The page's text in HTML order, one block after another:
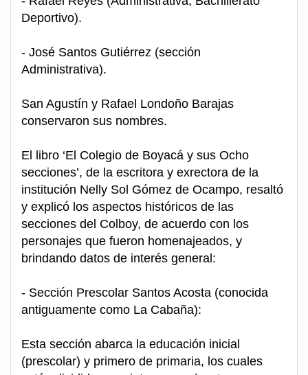
Deportivo).
- José Santos Gutiérrez (sección
Administrativa).
San Agustín y Rafael Londoño Barajas
conservaron sus nombres.
El libro ‘El Colegio de Boyacá y sus Ocho
secciones’, de la escritora y exrectora de la
institución Nelly Sol Gómez de Ocampo, resaltó
y explicó los aspectos históricos de las
secciones del Colboy, de acuerdo con los
personajes que fueron homenajeados, y
brindando datos de interés general:
- Sección Prescolar Santos Acosta (conocida
antiguamente como La Cabaña):
Esta sección abarca la educación inicial
(prescolar) y primero de primaria, los cuales